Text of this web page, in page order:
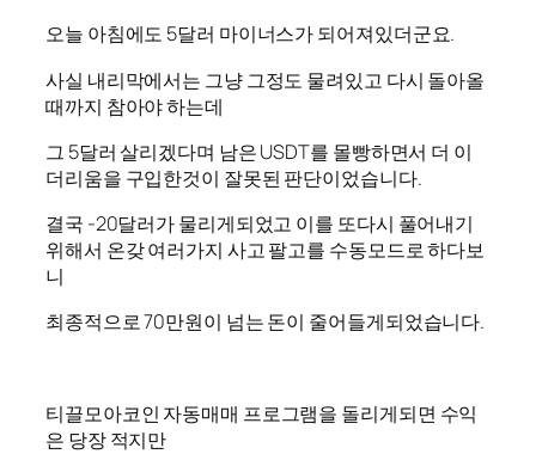
오늘 아침에도 5달러 마이너스가 되어져있더군요.
사실 내리막에서는 그냥 그정도 물려있고 다시 돌아올
때까지 참아야 하는데
그 5달러 살리겠다며 남은 USDT를 몰빵하면서 더 이
더리움을 구입한것이 잘못된 판단이었습니다.
결국 -20달러가 물리게되었고 이를 또다시 풀어내기
위해서 온갖 여러가지 사고 팔고를 수동모드로 하다보
니
최종적으로 70만원이 넘는 돈이 줄어들게되었습니다.
티끌모아코인 자동매매 프로그램을 돌리게되면 수익
은 당장 적지만